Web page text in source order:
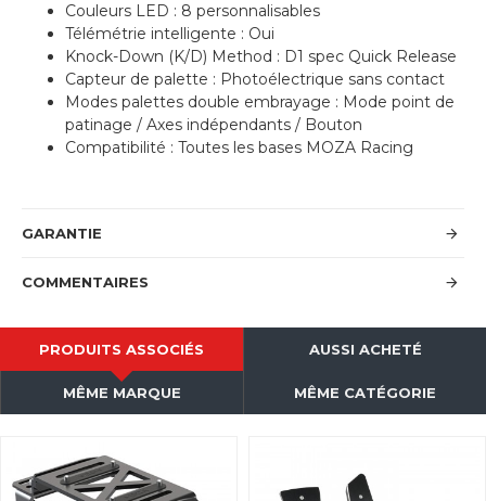
Couleurs LED : 8 personnalisables
Télémétrie intelligente : Oui
Knock-Down (K/D) Method : D1 spec Quick Release
Capteur de palette : Photoélectrique sans contact
Modes palettes double embrayage : Mode point de
patinage / Axes indépendants / Bouton
Compatibilité : Toutes les bases MOZA Racing
GARANTIE
COMMENTAIRES
PRODUITS ASSOCIÉS AUSSI ACHETÉ
MÊME MARQUE MÊME CATÉGORIE